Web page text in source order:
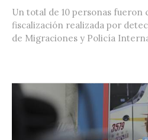
Un total de 10 personas fueron
fiscalización realizada por
de Migraciones y Policía